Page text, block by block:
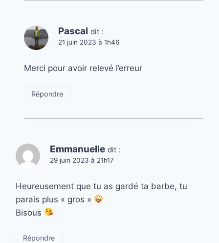
Pascal dit :
21 juin 2023 à 1h46
Merci pour avoir relevé l’erreur
Répondre
Emmanuelle dit :
29 juin 2023 à 21h17
Heureusement que tu as gardé ta barbe, tu
parais plus « gros »
Bisous
Répondre